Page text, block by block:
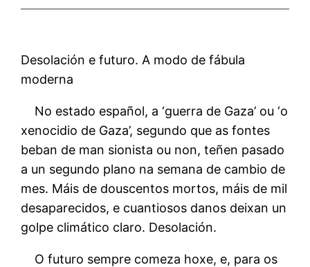
Desolación e futuro. A modo de fábula
moderna
No estado español, a ‘guerra de Gaza’ ou ‘o
xenocidio de Gaza’, segundo que as fontes
beban de man sionista ou non, teñen pasado
a un segundo plano na semana de cambio de
mes. Máis de douscentos mortos, máis de mil
desaparecidos, e cuantiosos danos deixan un
golpe climático claro. Desolación.
O futuro sempre comeza hoxe, e, para os